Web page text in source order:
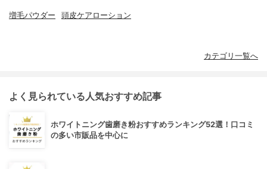
増毛パウダー 頭皮ケアローション
カテゴリ一覧へ
よく見られている人気おすすめ記事
ホワイトニング歯磨き粉おすすめランキング52選！口コミ
の多い市販品を中心に